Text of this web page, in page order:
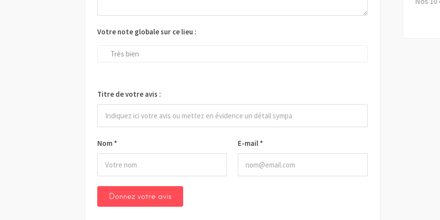
Nom * E-mail *
Votre note globale sur ce lieu :
Très bien
Titre de votre avis :